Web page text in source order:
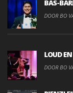
BAS-
DOOR BO
LOUD
DOOR BO